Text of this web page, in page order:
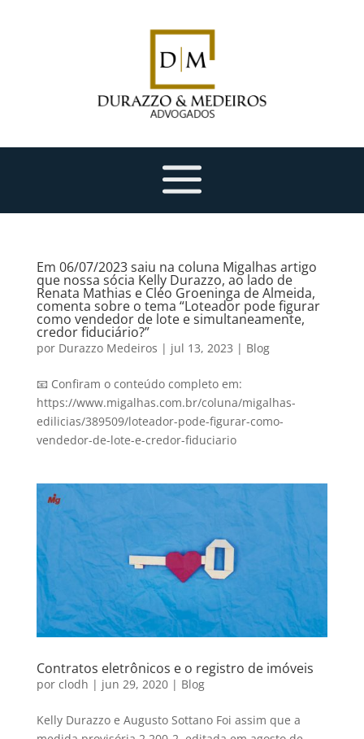
Em 06/07/2023 saiu na coluna Migalhas artigo
que nossa sócia Kelly Durazzo, ao lado de
Renata Mathias e Cléo Groeninga de Almeida,
comenta sobre o tema “Loteador pode figurar
como vendedor de lote e simultaneamente,
credor fiduciário?”
por Durazzo Medeiros | jul 13, 2023 | Blog
📧 Confiram o conteúdo completo em:
https://www.migalhas.com.br/coluna/migalhas-
edilicias/389509/loteador-pode-figurar-como-
vendedor-de-lote-e-credor-fiduciario
Contratos eletrônicos e o registro de imóveis
por clodh | jun 29, 2020| Blog
Kelly Durazzo e Augusto Sottano Foi assim que a